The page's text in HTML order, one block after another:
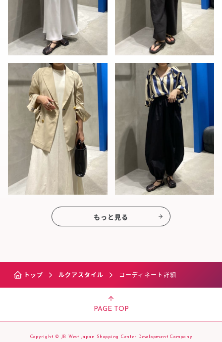
もっと見る
トップ ルクアスタイル コーディネート詳細
PAGE TOP
Copyright © JR West Japan Shopping Center Development Company